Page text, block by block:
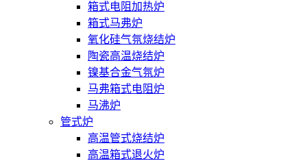
箱式电阻加热炉
箱式马弗炉
氧化硅气氛烧结炉
陶瓷高温烧结炉
镍基合金气氛炉
马弗箱式电阻炉
马沸炉
管式炉
高温管式烧结炉
高温箱式退火炉